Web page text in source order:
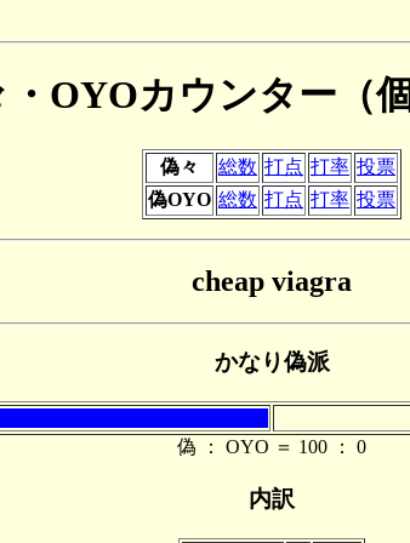
OYOカウンター（
偽々 総数 打点 打率 投票
偽OYO 総数 打点 打率 投票
cheap viagra
かなり偽派
偽 ： OYO ＝ 100 ： 0
内訳